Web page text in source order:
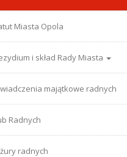
Miasta Opola
i skład Rady Miasta
majątkowe radnych
Radnych
radnych